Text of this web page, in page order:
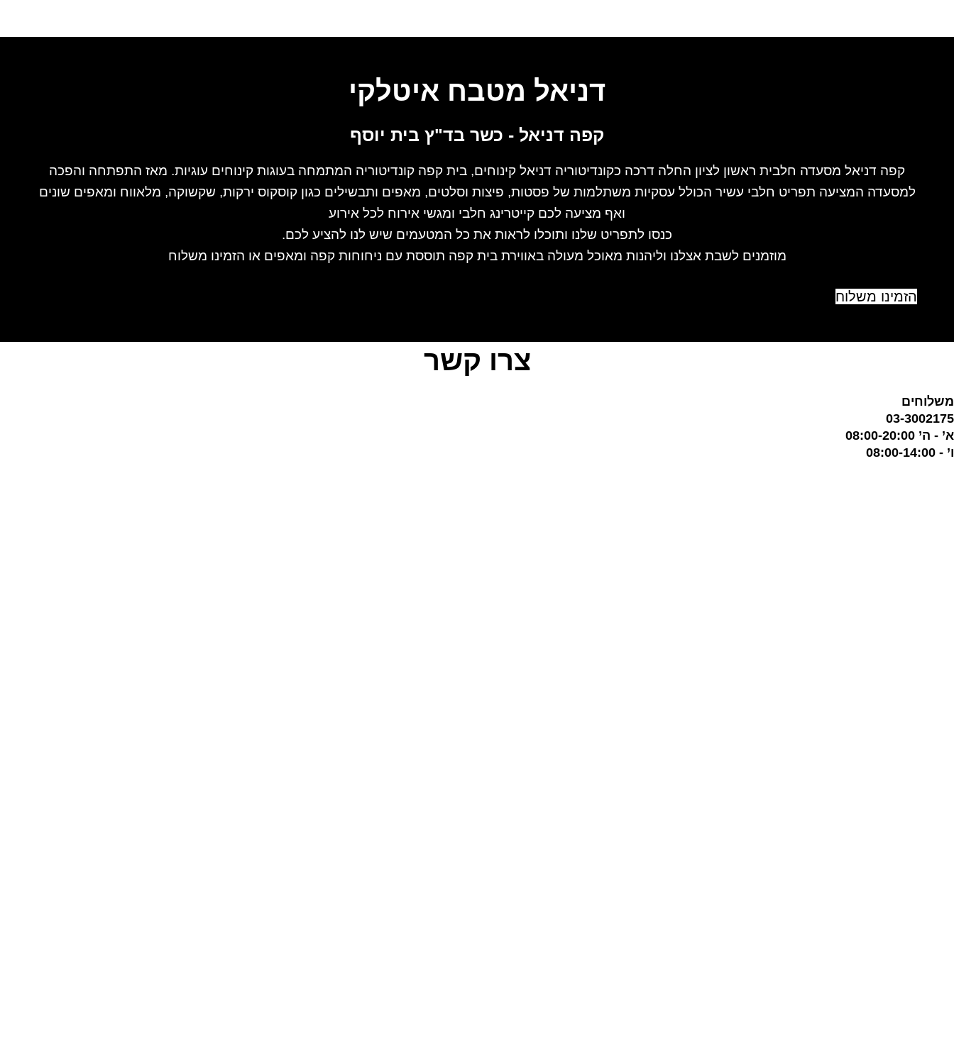
דניאל מטבח איטלקי
קפה דניאל - כשר בד"ץ בית יוסף
קפה דניאל מסעדה חלבית ראשון לציון החלה דרכה כקונדיטוריה דניאל קינוחים, בית קפה קונדיטוריה המתמחה בעוגות קינוחים עוגיות. מאז התפתחה והפכה
למסעדה המציעה תפריט חלבי עשיר הכולל עסקיות משתלמות של פסטות, פיצות וסלטים, מאפים ותבשילים כגון קוסקוס ירקות, שקשוקה, מלאווח ומאפים שונים
ואף מציעה לכם קייטרינג חלבי ומגשי אירוח לכל אירוע
כנסו לתפריט שלנו ותוכלו לראות את כל המטעמים שיש לנו להציע לכם.
מוזמנים לשבת אצלנו וליהנות מאוכל מעולה באווירת בית קפה תוססת עם ניחוחות קפה ומאפים או הזמינו משלוח
הזמינו משלוח
צרו קשר
משלוחים
03-3002175
א’ - ה’ 08:00-20:00
ו’ - 08:00-14:00